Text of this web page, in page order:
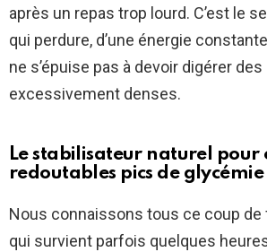
après un repas trop lourd. C’est le
qui perdure, d’une énergie
ne s’épuise pas à devoir digérer
excessivement denses.
Le stabilisateur naturel pour
redoutables pics de
Nous connaissons tous ce coup
qui survient parfois quelques